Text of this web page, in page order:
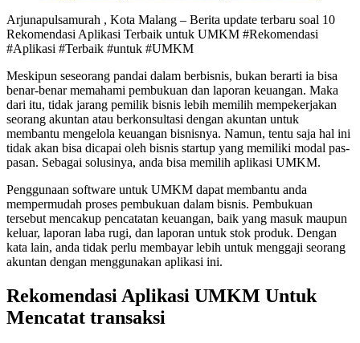
Arjunapulsamurah , Kota Malang – Berita update terbaru soal 10
Rekomendasi Aplikasi Terbaik untuk UMKM #Rekomendasi
#Aplikasi #Terbaik #untuk #UMKM
Meskipun seseorang pandai dalam berbisnis, bukan berarti ia bisa
benar-benar memahami pembukuan dan laporan keuangan. Maka
dari itu, tidak jarang pemilik bisnis lebih memilih mempekerjakan
seorang akuntan atau berkonsultasi dengan akuntan untuk
membantu mengelola keuangan bisnisnya. Namun, tentu saja hal ini
tidak akan bisa dicapai oleh bisnis startup yang memiliki modal pas-
pasan. Sebagai solusinya, anda bisa memilih aplikasi UMKM.
Penggunaan software untuk UMKM dapat membantu anda
mempermudah proses pembukuan dalam bisnis. Pembukuan
tersebut mencakup pencatatan keuangan, baik yang masuk maupun
keluar, laporan laba rugi, dan laporan untuk stok produk. Dengan
kata lain, anda tidak perlu membayar lebih untuk menggaji seorang
akuntan dengan menggunakan aplikasi ini.
Rekomendasi Aplikasi UMKM Untuk
Mencatat transaksi